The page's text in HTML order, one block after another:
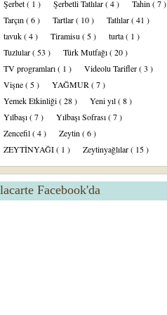
Şerbet( 1 ) Şerbetli Tatlılar( 4 ) Tahin ( 7 )
Tarçın ( 6 ) Tartlar( 10 ) Tatlılar( 41 )
tavuk( 4 ) Tiramisu ( 5 ) turta( 1 )
Tuzlular( 53 ) Türk Mutfağı( 20 )
TV programları( 1 ) Videolu Tarifler( 3 )
Vişne( 5 ) YAĞMUR ( 7 )
Yemek Etkinliği( 28 ) Yeni yıl( 8 )
Yılbaşı( 7 ) Yılbaşı Sofrası( 7 )
Zencefil( 4 ) Zeytin ( 6 )
ZEYTİNYAĞI( 1 ) Zeytinyağlılar( 15 )
Facebook'da